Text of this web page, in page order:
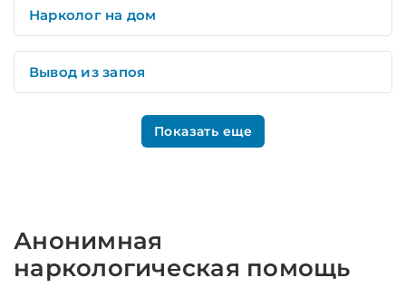
Нарколог на дом
Вывод из запоя
Показать еще
Анонимная
наркологическая помощь